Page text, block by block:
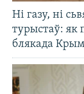
Ні газу, ні
турыстаў: як
блякада